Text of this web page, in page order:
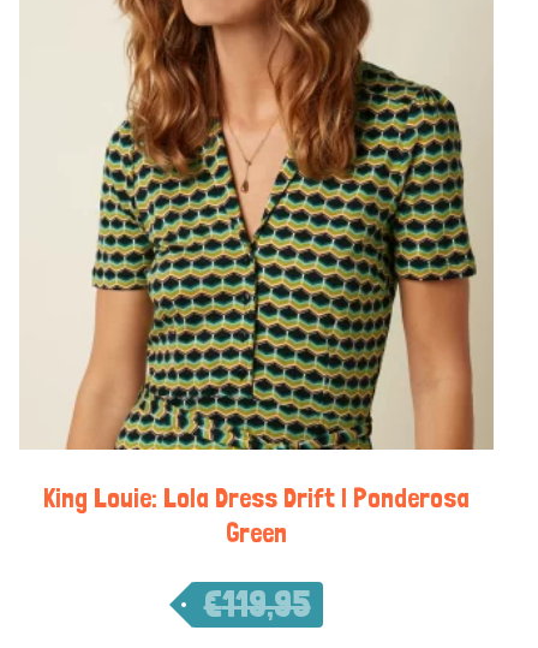
King Louie: Lola Dress Drift | Ponderosa
Green
€119,95